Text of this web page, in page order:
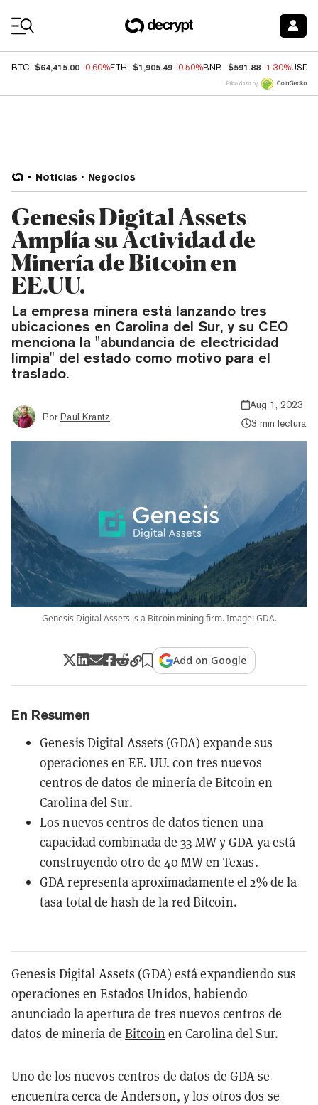
BTC $64,415.00 -0.60%ETH $1,905.49 -0.50%BNB $591.88 -1.30%USDC
Price data by
Noticias Negocios
Genesis Digital Assets
Amplía su Actividad de
Minería de Bitcoin en
EE.UU.
La empresa minera está lanzando tres
ubicaciones en Carolina del Sur, y su CEO
menciona la "abundancia de electricidad
limpia" del estado como motivo para el
traslado.
Por Paul Krantz
Aug 1, 2023
3 min lectura
Genesis Digital Assets is a Bitcoin mining firm. Image: GDA.
Add on Google
En Resumen
Genesis Digital Assets (GDA) expande sus
operaciones en EE. UU. con tres nuevos
centros de datos de minería de Bitcoin en
Carolina del Sur.
Los nuevos centros de datos tienen una
capacidad combinada de 33 MW y GDA ya está
construyendo otro de 40 MW en Texas.
GDA representa aproximadamente el 2% de la
tasa total de hash de la red Bitcoin.
Genesis Digital Assets (GDA) está expandiendo sus
operaciones en Estados Unidos, habiendo
anunciado la apertura de tres nuevos centros de
datos de minería deBitcoin en Carolina del Sur.
Uno de los nuevos centros de datos de GDA se
encuentra cerca de Anderson, y los otros dos se